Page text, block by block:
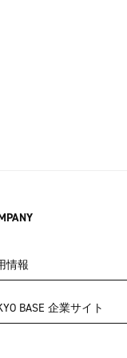
情報
BASE 企業サイト